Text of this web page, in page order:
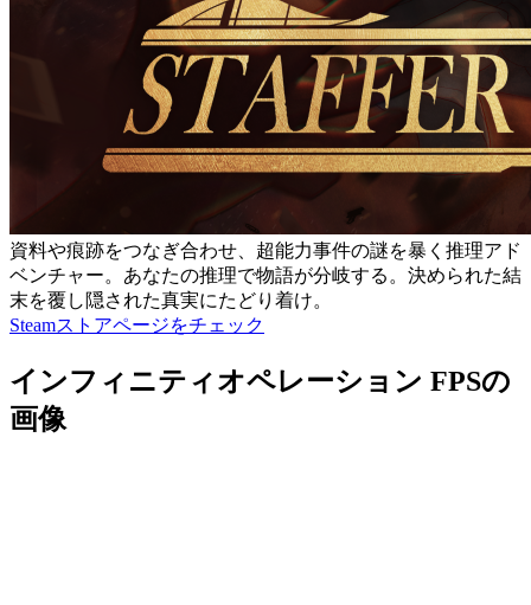
資料や痕跡をつなぎ合わせ、超能力事件の謎を暴く推理アド
ベンチャー。あなたの推理で物語が分岐する。決められた結
末を覆し隠された真実にたどり着け。
Steamストアページをチェック
インフィニティオペレーション FPSの
画像